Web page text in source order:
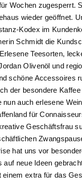
Wochen zugesperrt.
wieder geöffnet.
Kodex im
Schmidt die
Teesorten,
Olivenöl und
schöne Accessoires
der besondere
nun auch erlesene
für
Geschäftsfrau
hat uns vor
auf neue Ideen
einem extra für das